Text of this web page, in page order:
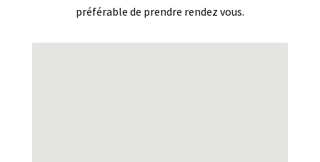
préférable de prendre rendez vous.